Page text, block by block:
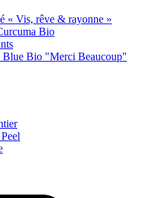
« Vis, rêve & rayonne »
Bio
Blue Bio "Merci Beaucoup"